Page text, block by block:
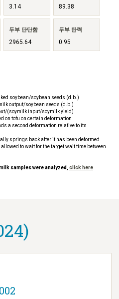
3.14 89.38
두부 단단함
2965.64
두부 탄력
0.95
soybean/soybean seeds (d.b.)
output/soybean seeds (d.b.)
(soymilk input/soymilk yield)
on tofu on certain deformation
a second deformation relative to its
springs back after it has been deformed
to wait for the target wait time between
samples were analyzed, click here